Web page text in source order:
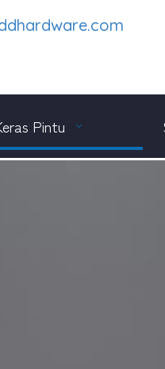
Pintu